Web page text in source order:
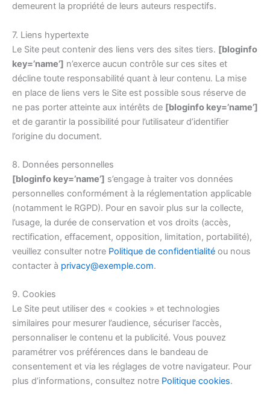
demeurent la propriété de leurs auteurs respectifs.
7. Liens hypertexte
Le Site peut contenir des liens vers des sites tiers. [bloginfo
key=’name’] n’exerce aucun contrôle sur ces sites et
décline toute responsabilité quant à leur contenu. La mise
en place de liens vers le Site est possible sous réserve de
ne pas porter atteinte aux intérêts de [bloginfo key=’name’]
et de garantir la possibilité pour l’utilisateur d’identifier
l’origine du document.
8. Données personnelles
[bloginfo key=’name’] s’engage à traiter vos données
personnelles conformément à la réglementation applicable
(notamment le RGPD). Pour en savoir plus sur la collecte,
l’usage, la durée de conservation et vos droits (accès,
rectification, effacement, opposition, limitation, portabilité),
veuillez consulter notre Politique de confidentialité ou nous
contacter à privacy@exemple.com.
9. Cookies
Le Site peut utiliser des « cookies » et technologies
similaires pour mesurer l’audience, sécuriser l’accès,
personnaliser le contenu et la publicité. Vous pouvez
paramétrer vos préférences dans le bandeau de
consentement et via les réglages de votre navigateur. Pour
plus d’informations, consultez notre Politique cookies.